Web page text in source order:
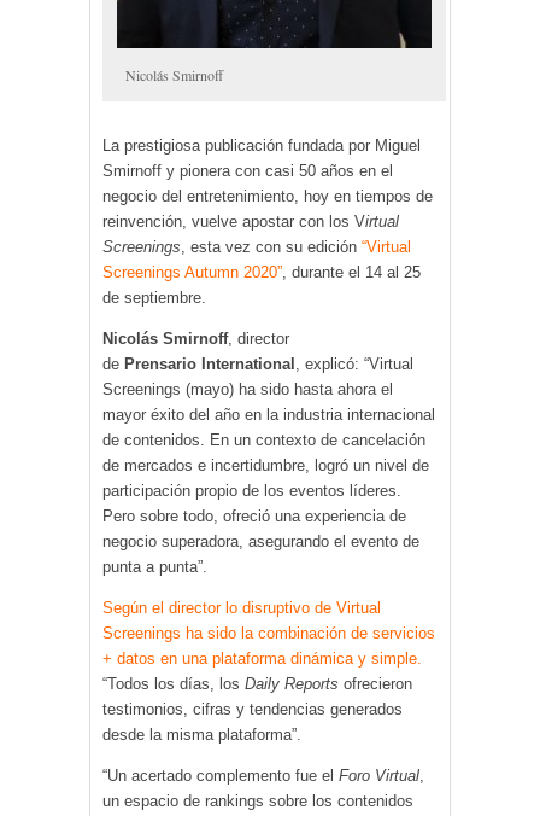
Nicolás Smirnoff
La prestigiosa publicación fundada por Miguel
Smirnoff y pionera con casi 50 años en el
negocio del entretenimiento, hoy en tiempos de
reinvención, vuelve apostar con los Virtual
Screenings, esta vez con su edición “Virtual
Screenings Autumn 2020”, durante el 14 al 25
de septiembre.
Nicolás Smirnoff, director
de Prensario International , explicó: “Virtual
Screenings (mayo) ha sido hasta ahora el
mayor éxito del año en la industria internacional
de contenidos. En un contexto de cancelación
de mercados e incertidumbre, logró un nivel de
participación propio de los eventos líderes.
Pero sobre todo, ofreció una experiencia de
negocio superadora, asegurando el evento de
punta a punta”.
Según el director lo disruptivo de Virtual
Screenings ha sido la combinación de servicios
+ datos en una plataforma dinámica y simple.
“Todos los días, los Daily Reports ofrecieron
testimonios, cifras y tendencias generados
desde la misma plataforma”.
“Un acertado complemento fue el Foro Virtual,
un espacio de rankings sobre los contenidos